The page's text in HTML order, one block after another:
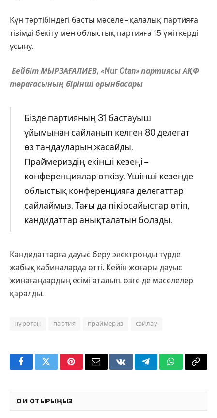
Күн тәртібіндегі басты мәселе – қалалық партияға
тізімді бекіту мен облыстық партияға 15 үміткерді
ұсыну.
Бейбіт МЫРЗАҒАЛИЕВ, «Nur Otan» партиясыАҚФ
төрағасының бірінші орынбасары
Бізде партияның 31 бастауыш
ұйымынан сайланып келген 80 делегат
өз таңдауларын жасайды.
Праймериздің екінші кезеңі –
конференциялар өткізу. Үшінші кезеңде
облыстық конференцияға делегаттар
сайлаймыз. Тағы да пікірсайыстар өтіп,
кандидаттар анықталатын болады.
Кандидаттарға дауыс беру электронды түрде
жабық кабиналарда өтті. Кейін жоғары дауыс
жинағандардың есімі аталып, өзге де мәселелер
қаралды.
нұротан партия праймериз сайлау
FacebookTwitterPinterestEmail VKontakteTelegramWhatsApp
Copy
ОҚИ ОТЫРЫҢЫЗ